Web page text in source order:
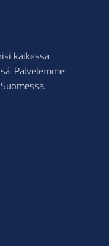
kaikessa
Palvelemme